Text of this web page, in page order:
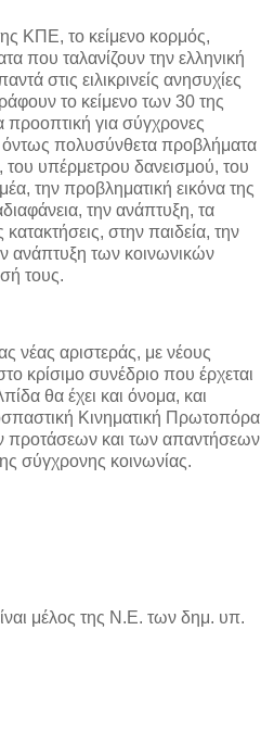
ΚΠΕ, το κείμενο κορμός,
που ταλανίζουν την ελληνική
στις ειλικρινείς ανησυχίες
το κείμενο των 30 της
για σύγχρονες
όντως πολυσύνθετα προβλήματα
του υπέρμετρου δανεισμού, του
την προβληματική εικόνα της
την ανάπτυξη, τα
στην παιδεία, την
ανάπτυξη των κοινωνικών
τους.
νέας αριστεράς, με νέους
κρίσιμο συνέδριο που έρχεται
θα έχει και όνομα, και
Κινηματική Πρωτοπόρα
προτάσεων και των απαντήσεων
σύγχρονης κοινωνίας.
μέλος της Ν.Ε. των δημ. υπ.